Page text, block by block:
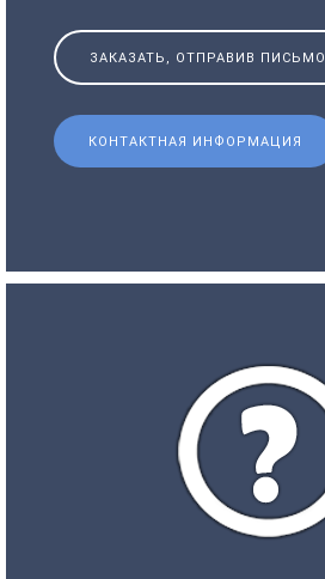
ЗАКАЗАТЬ, ОТПРАВИВ ПИСЬМО
КОНТАКТНАЯ ИНФОРМАЦИЯ